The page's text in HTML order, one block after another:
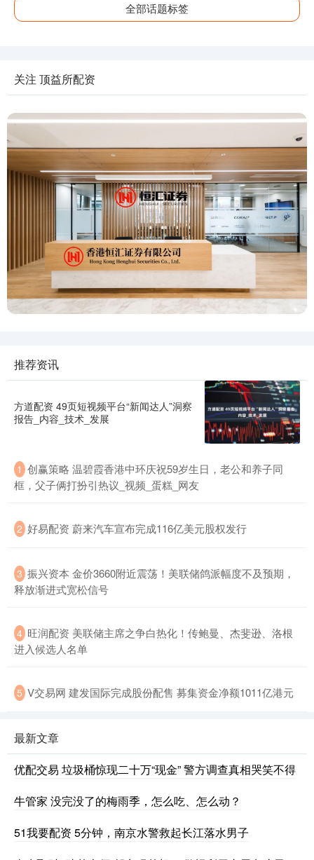
全部话题标签
关注 顶益所配资
推荐资讯
方道配资 49页短视频平台“新闻达人”洞察
报告_内容_技术_发展
1 创赢策略 温碧霞香港中环庆祝59岁生日，老公和养子同
框，父子俩打扮引热议_视频_蛋糕_网友
2 好易配资 蔚来汽车宣布完成116亿美元股权发行
3 振兴资本 金价3660附近震荡！美联储鸽派幅度不及预期，
释放渐进式宽松信号
4 旺润配资 美联储主席之争白热化！传鲍曼、杰斐逊、洛根
进入候选人名单
5 V交易网 建发国际完成股份配售 募集资金净额1011亿港元
最新文章
优配交易 垃圾桶惊现二十万“现金” 警方调查真相哭笑不得
牛管家 没完没了的梅雨季，怎么吃、怎么动？
51我要配资 5分钟，南京水警救起长江落水男子